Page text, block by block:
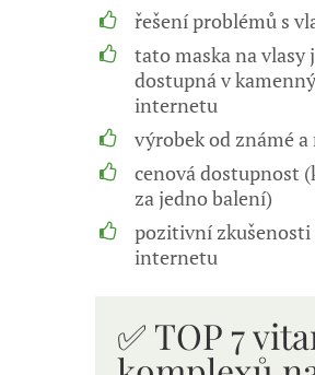
řešení problémů s
tato maska na vlasy
dostupná v
internetu
výrobek od známé
cenová dostupnost
za jedno balení)
pozitivní zkušenosti
internetu
✅ TOP 7